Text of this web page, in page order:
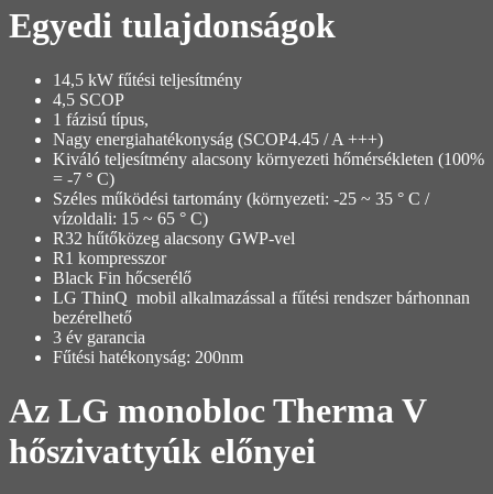
Egyedi tulajdonságok
14,5 kW fűtési teljesítmény
4,5 SCOP
1 fázisú típus,
Nagy energiahatékonyság (SCOP4.45 / A +++)
Kiváló teljesítmény alacsony környezeti hőmérsékleten (100%
= -7 ° C)
Széles működési tartomány (környezeti: -25 ~ 35 ° C /
vízoldali: 15 ~ 65 ° C)
R32 hűtőközeg alacsony GWP-vel
R1 kompresszor
Black Fin hőcserélő
LG ThinQ mobil alkalmazással a fűtési rendszer bárhonnan
bezérelhető
3 év garancia
Fűtési hatékonyság: 200nm
Az LG monobloc Therma V
hőszivattyúk előnyei